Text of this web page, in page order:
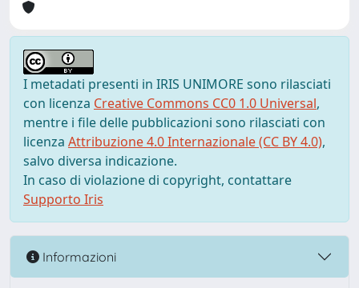
I metadati presenti in IRIS UNIMORE sono rilasciati
con licenza Creative Commons CC0 1.0 Universal,
mentre i file delle pubblicazioni sono rilasciati con
licenza Attribuzione 4.0 Internazionale (CC BY 4.0),
salvo diversa indicazione.
In caso di violazione di copyright, contattare
Supporto Iris
Informazioni